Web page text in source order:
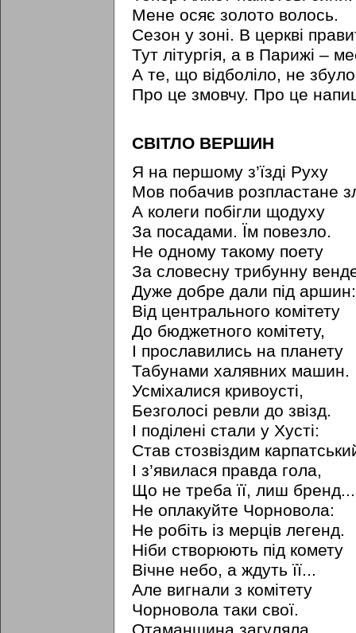
Мене осяє золото волось.
Сезон у зоні. В церкві
Тут літургія, а в Парижі –
А те, що відболіло, не
Про це змовчу. Про це
СВІТЛО ВЕРШИН
Я на першому з’їзді Руху
Мов побачив розпластане
А колеги побігли щодуху
За посадами. Їм повезло.
Не одному такому поету
За словесну трибунну
Дуже добре дали під аршин:
Від центрального комітету
До бюджетного комітету,
I прославились на планету
Табунами халявних машин.
Усміхалися кривоусті,
Безголосі ревли до звізд.
I поділені стали у Хусті:
Став стозвіздим
I з’явилася правда гола,
Що не треба її, лиш бренд...
Не оплакуйте Чорновола:
Не робіть із мерців легенд.
Ніби створюють під комету
Вічне небо, а ждуть її...
Але вигнали з комітету
Чорновола таки свої.